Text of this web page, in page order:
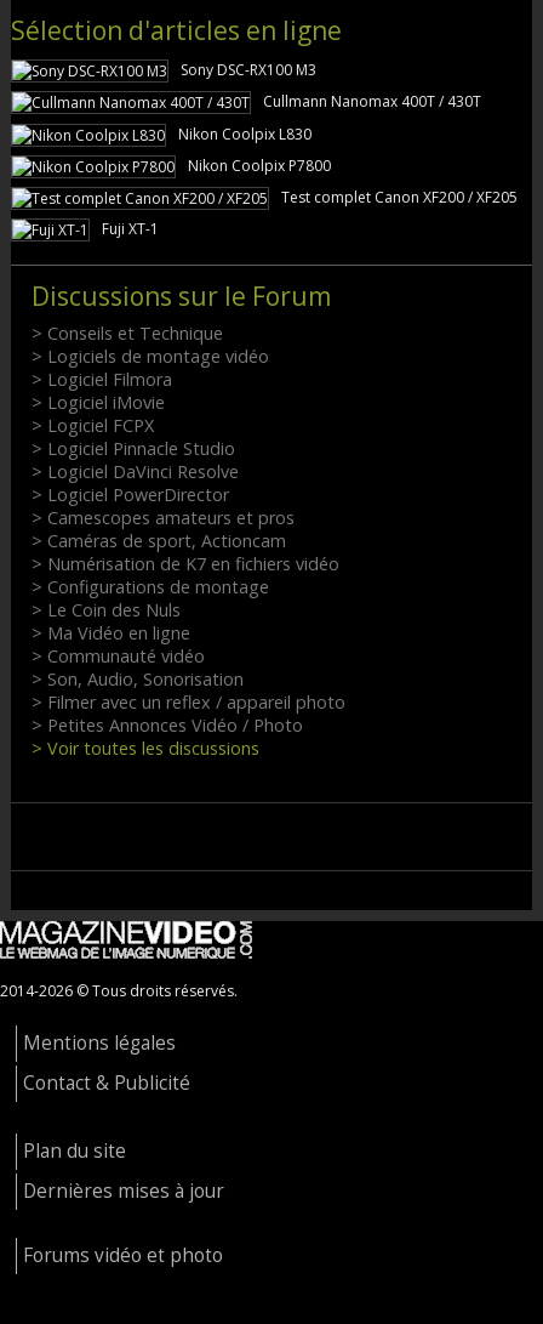
Sélection d'articles en ligne
Sony DSC-RX100 M3
Cullmann Nanomax 400T / 430T
Nikon Coolpix L830
Nikon Coolpix P7800
Test complet Canon XF200 / XF205
Fuji XT-1
Discussions sur le Forum
> Conseils et Technique
> Logiciels de montage vidéo
> Logiciel Filmora
> Logiciel iMovie
> Logiciel FCPX
> Logiciel Pinnacle Studio
> Logiciel DaVinci Resolve
> Logiciel PowerDirector
> Camescopes amateurs et pros
> Caméras de sport, Actioncam
> Numérisation de K7 en fichiers vidéo
> Configurations de montage
> Le Coin des Nuls
> Ma Vidéo en ligne
> Communauté vidéo
> Son, Audio, Sonorisation
> Filmer avec un reflex / appareil photo
> Petites Annonces Vidéo / Photo
> Voir toutes les discussions
2014-2026 © Tous droits réservés.
Mentions légales
Contact & Publicité
Plan du site
Dernières mises à jour
Forums vidéo et photo